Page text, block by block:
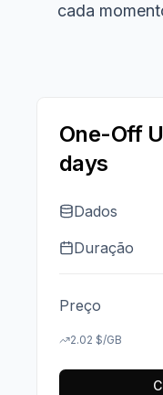
cada
One-Off
days
Dados
Duração
Preço
2.02 $/GB